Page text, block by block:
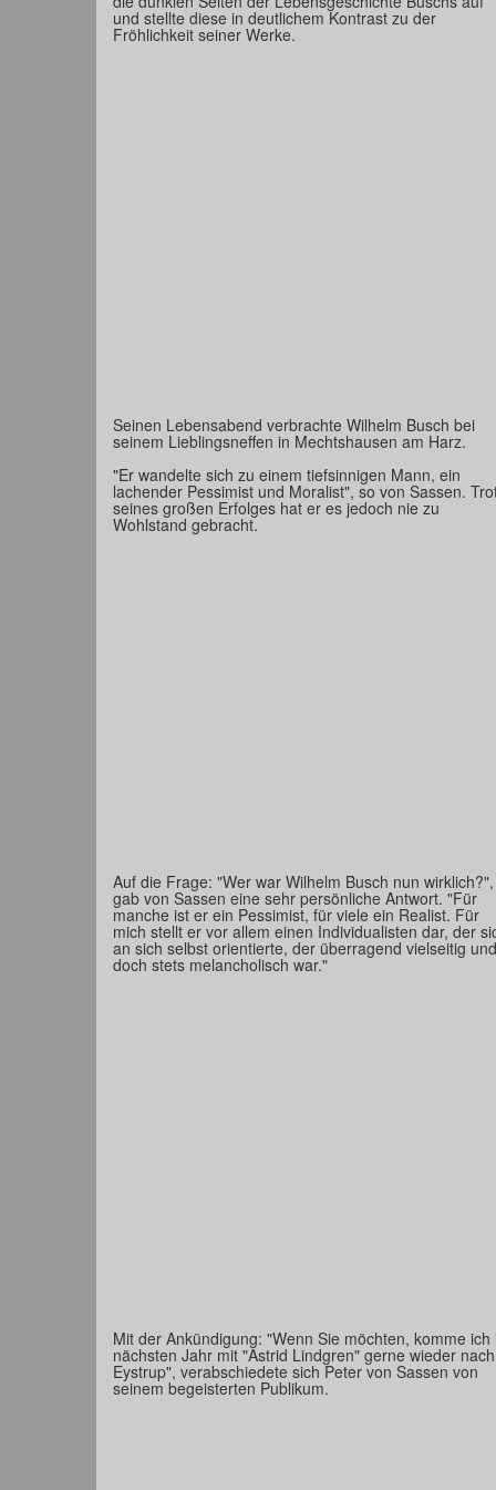
und stellte diese in deutlichem Kontrast zu der
Fröhlichkeit seiner Werke.
Seinen Lebensabend verbrachte Wilhelm Busch bei
seinem Lieblingsneffen in Mechtshausen am Harz.
"Er wandelte sich zu einem tiefsinnigen Mann, ein
lachender Pessimist und Moralist", so von Sassen.
seines großen Erfolges hat er es jedoch nie zu
Wohlstand gebracht.
Auf die Frage: "Wer war Wilhelm Busch nun wirklich?",
gab von Sassen eine sehr persönliche Antwort. "Für
manche ist er ein Pessimist, für viele ein Realist. Für
mich stellt er vor allem einen Individualisten dar, der
an sich selbst orientierte, der überragend vielseitig und
doch stets melancholisch war."
Mit der Ankündigung: "Wenn Sie möchten, komme ich
nächsten Jahr mit "Astrid Lindgren" gerne wieder nach
Eystrup", verabschiedete sich Peter von Sassen von
seinem begeisterten Publikum.